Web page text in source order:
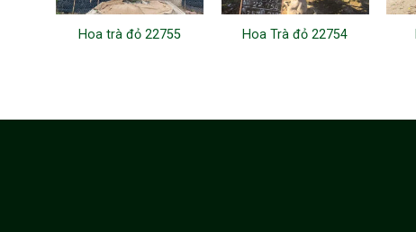
Hoa trà đỏ 22755 Hoa Trà đỏ 22754